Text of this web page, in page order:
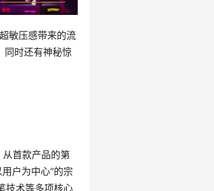
敏压感带来的流
同时还有神秘惊
首款产品的第
户为中心”的宗
技术等多项核心